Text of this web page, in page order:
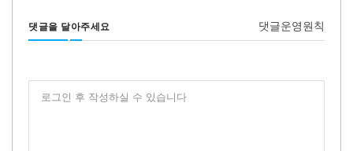
댓글을 달아주세요 댓글운영원칙
로그인 후 작성하실 수 있습니다